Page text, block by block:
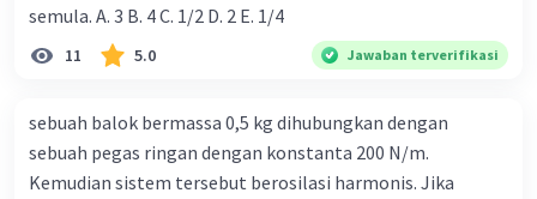
semula. A. 3 B. 4 C. 1/2 D. 2 E. 1/4
11 5.0 Jawaban terverifikasi
sebuah balok bermassa 0,5 kg dihubungkan dengan
sebuah pegas ringan dengan konstanta 200 N/m.
Kemudian sistem tersebut berosilasi harmonis. Jika